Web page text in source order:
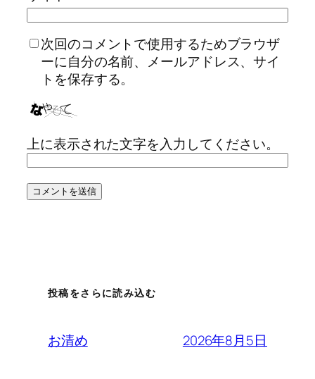
次回のコメントで使用するためブラウザ
ーに自分の名前、メールアドレス、サイ
トを保存する。
上に表示された文字を入力してください。
投稿をさらに読み込む
お清め 2026年8月5日